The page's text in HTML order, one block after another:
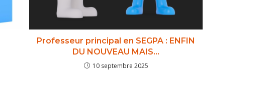
Professeur principal en SEGPA : ENFIN
DU NOUVEAU MAIS…
10 septembre 2025